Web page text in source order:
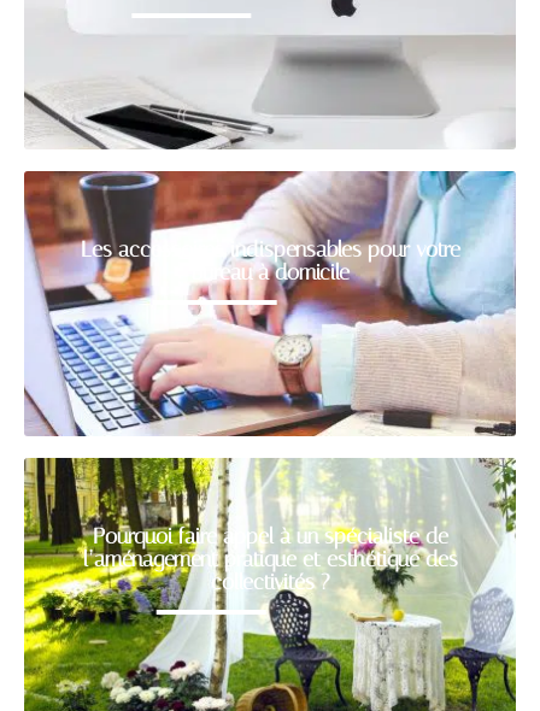
Les accessoires indispensables pour votre
bureau à domicile
Pourquoi faire appel à un spécialiste de
l’aménagement pratique et esthétique des
collectivités ?